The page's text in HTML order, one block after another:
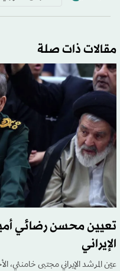
مقالات ذات صلة
تعيين محسن رضائي
الإيراني
عيّن المرشد الإيراني مجتبى